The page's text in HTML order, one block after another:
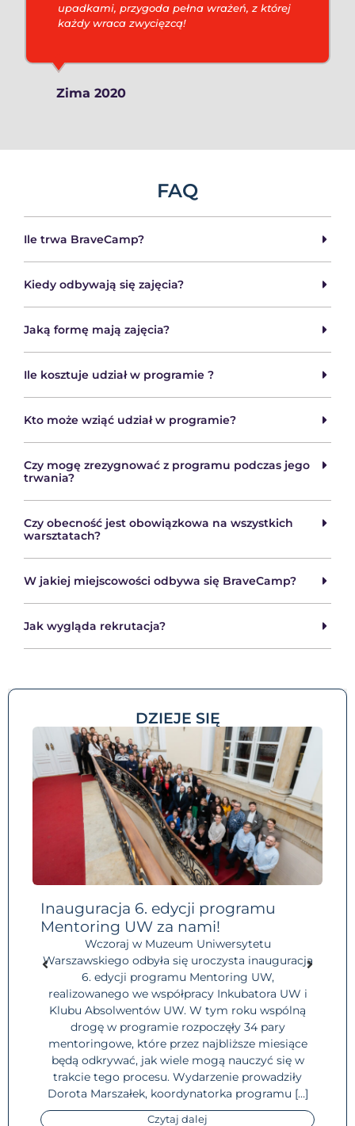
upadkami, przygoda pełna wrażeń, z której
każdy wraca zwycięzcą!
Zima 2020
FAQ
Ile trwa BraveCamp?
Kiedy odbywają się zajęcia?
Jaką formę mają zajęcia?
Ile kosztuje udział w programie ?
Kto może wziąć udział w programie?
Czy mogę zrezygnować z programu podczas jego
trwania?
Czy obecność jest obowiązkowa na wszystkich
warsztatach?
W jakiej miejscowości odbywa się BraveCamp?
Jak wygląda rekrutacja?
DZIEJE SIĘ
Inauguracja 6. edycji programu
Mentoring UW za nami!
Wczoraj w Muzeum Uniwersytetu
Warszawskiego odbyła się uroczysta inauguracja
6. edycji programu Mentoring UW,
realizowanego we współpracy Inkubatora UW i
Klubu Absolwentów UW. W tym roku wspólną
drogę w programie rozpoczęły 34 pary
mentoringowe, które przez najbliższe miesiące
będą odkrywać, jak wiele mogą nauczyć się w
trakcie tego procesu. Wydarzenie prowadziły
Dorota Marszałek, koordynatorka programu […]
Czytaj dalej